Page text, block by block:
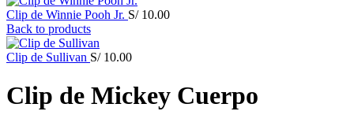
Clip de Winnie Pooh Jr. S/10.00
Back to products
Clip de Sullivan S/10.00
Clip de Mickey Cuerpo